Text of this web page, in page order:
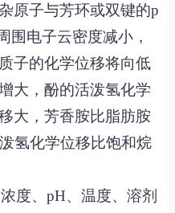
原子与芳环或双键的p
围电子云密度减小，
子的化学位移将向低
大，酚的活泼氢化学
大，芳香胺比脂肪胺
氢化学位移比饱和烷
度、pH、温度、溶剂